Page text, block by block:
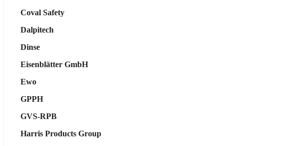
Coval Safety
Dalpitech
Dinse
Eisenblätter GmbH
Ewo
GPPH
GVS-RPB
Harris Products Group